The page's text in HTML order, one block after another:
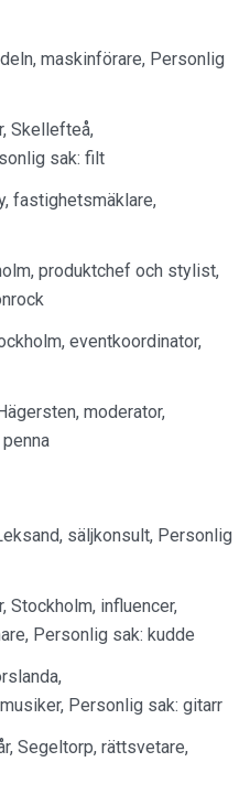
maskinförare, Personlig
Skellefteå,
sak: filt
fastighetsmäklare,
produktchef och stylist,
eventkoordinator,
moderator,
säljkonsult, Personlig
Stockholm, influencer,
Personlig sak: kudde
Personlig sak: gitarr
Segeltorp, rättsvetare,